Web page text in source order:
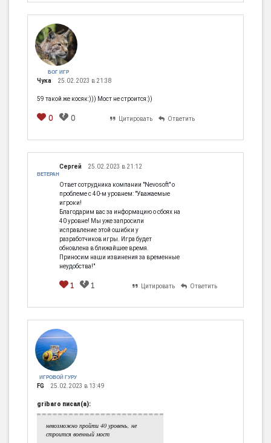
БОГ ИГР
Чука 25.02.2023 в 21:38
59 такой же косяк:))) Мост не строится:))
0 0 Цитировать Ответить
ВЕТЕРАН
Сергей 25.02.2023 в 21:12
Ответ сотрудника компании "Nevosoft" о
проблеме с 40-м уровнем: "Уважаемые
игроки!
Благодарим вас за информацию о сбоях на
40 уровне! Мы уже запросили
исправление этой ошибки у
разработчиков игры. Игра будет
обновлена в ближайшее время.
Приносим наши извинения за временные
неудобства!"
1 1 Цитировать Ответить
ИГРОВОЙ ГУРУ
FG 25.02.2023 в 13:49
gribaro писал(а):
невозможно пройти 40 уровень, не
строится военный мост